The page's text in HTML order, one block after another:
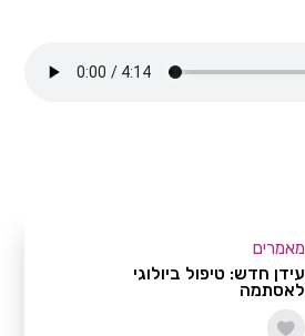
מאמרים
עידן חדש: טיפול ביולוגי
לאסתמה